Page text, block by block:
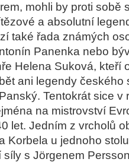
mohli by proti sobě
a absolutní
také řada známých
Panenka nebo
Helena Suková, kteří
ani legendy českého
. Tentokrát sice v
na mistrovství
let. Jedním z vrcholů
Korbela u jednoho
síly s Jörgenem